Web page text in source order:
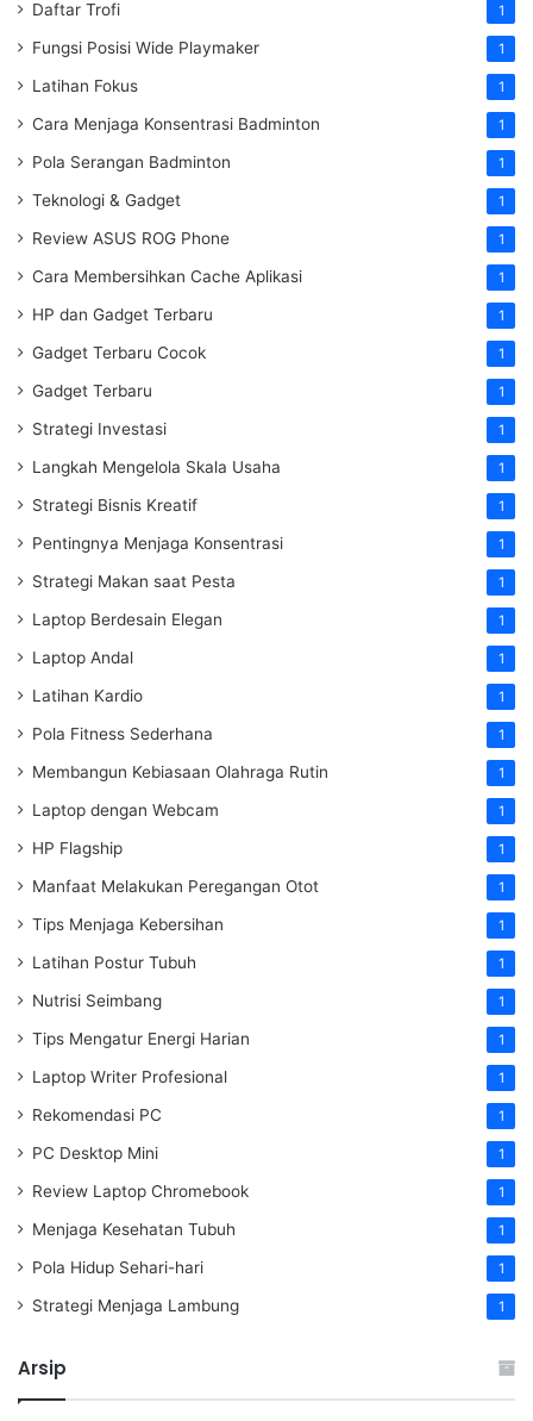
Daftar Trofi 1
Fungsi Posisi Wide Playmaker 1
Latihan Fokus 1
Cara Menjaga Konsentrasi Badminton 1
Pola Serangan Badminton 1
Teknologi & Gadget 1
Review ASUS ROG Phone 1
Cara Membersihkan Cache Aplikasi 1
HP dan Gadget Terbaru 1
Gadget Terbaru Cocok 1
Gadget Terbaru 1
Strategi Investasi 1
Langkah Mengelola Skala Usaha 1
Strategi Bisnis Kreatif 1
Pentingnya Menjaga Konsentrasi 1
Strategi Makan saat Pesta 1
Laptop Berdesain Elegan 1
Laptop Andal 1
Latihan Kardio 1
Pola Fitness Sederhana 1
Membangun Kebiasaan Olahraga Rutin 1
Laptop dengan Webcam 1
HP Flagship 1
Manfaat Melakukan Peregangan Otot 1
Tips Menjaga Kebersihan 1
Latihan Postur Tubuh 1
Nutrisi Seimbang 1
Tips Mengatur Energi Harian 1
Laptop Writer Profesional 1
Rekomendasi PC 1
PC Desktop Mini 1
Review Laptop Chromebook 1
Menjaga Kesehatan Tubuh 1
Pola Hidup Sehari-hari 1
Strategi Menjaga Lambung 1
Arsip